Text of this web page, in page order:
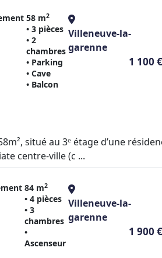
58 m2
• 3 pièces
• 2
chambres
• Parking
• Cave
• Balcon
Villeneuve-la-
garenne
1 100 €
situé au 3ᵉ étage d’une
centre-ville (c ...
84 m2
• 4 pièces
• 3
chambres
•
Ascenseur
Villeneuve-la-
garenne
1 900 €